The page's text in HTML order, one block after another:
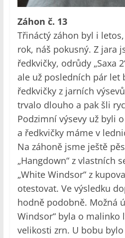
Záhon č. 13
Třináctý záhon byl i
rok, náš pokusný. Z jara
ředkvičky, odrůdy „Saxa
ale už posledních pár let
ředkvičky z jarních
trvalo dlouho a pak šli
Podzimní výsevy už byli
a ředkvičky máme v
Na záhoně jsme ještě
„Hangdown“ z vlastních
„White Windsor“ z
otestovat. Ve výsledku
hodně podobně. Možná
Windsor“ byla o malinko
velikosti zrn. U bobu